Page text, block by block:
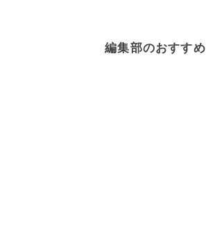
編集部のおすすめ